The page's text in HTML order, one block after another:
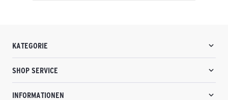
KATEGORIE
SHOP SERVICE
INFORMATIONEN